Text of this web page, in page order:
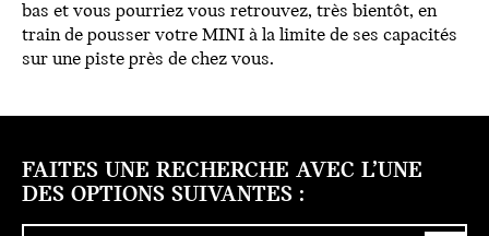
bas et vous pourriez vous retrouvez, très bientôt, en
train de pousser votre MINI à la limite de ses capacités
sur une piste près de chez vous.
FAITES UNE RECHERCHE AVEC L’UNE
DES OPTIONS SUIVANTES :